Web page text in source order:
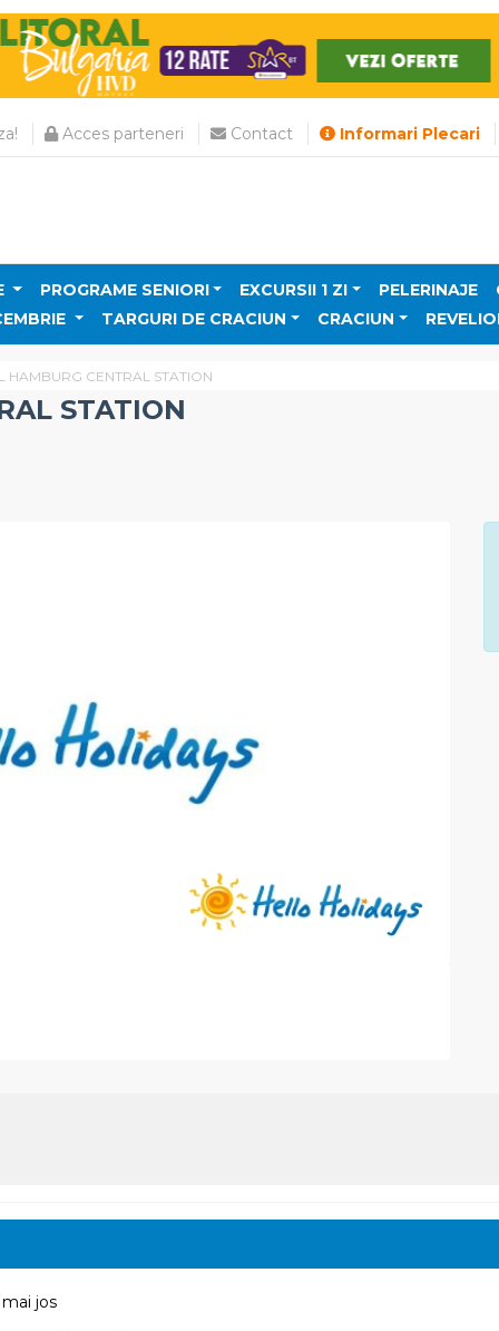
Acces parteneri Contact Informari Plecari
PROGRAME SENIORI EXCURSII 1 ZI PELERINAJE
TARGURI DE CRACIUN CRACIUN
HAMBURG CENTRAL STATION
STATION
jos